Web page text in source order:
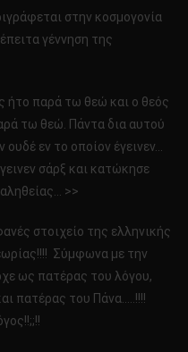
στην κοσμογονία
γέννηση της
ήτο παρά τω θεώ και ο θεός
τω θεώ. Πάντα δια αυτού
εν το οποίον έγεινεν…
σάρξ και κατώκησε
>>
στοιχείο της ελληνικής
Σύμφωνα με την
ως πατέρας του λόγου,
πατέρας του Πάνα…..!!!!